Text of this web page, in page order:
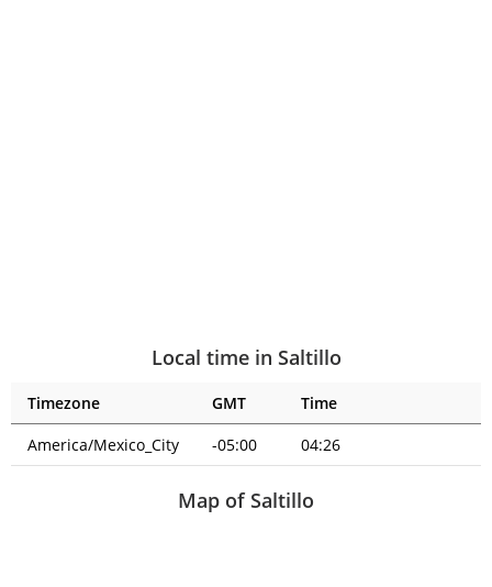
Local time in Saltillo
Timezone GMT
Time
America/Mexico_City
-05:00 04:26
Map of Saltillo